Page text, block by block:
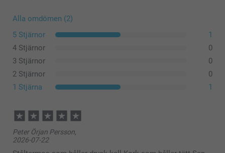
Alla omdömen (2)
5 Stjärnor
1
4 Stjärnor
0
3 Stjärnor
0
2 Stjärnor
0
1 Stjärna
1
Peter Örjan Persson,
2026-07-22